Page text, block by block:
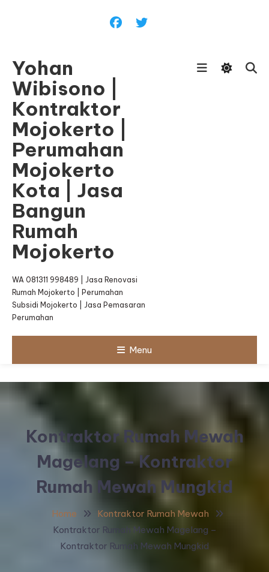
Yohan
Wibisono |
Kontraktor
Mojokerto |
Perumahan
Mojokerto
Kota | Jasa
Bangun
Rumah
Mojokerto
WA 081311 998489 | Jasa Renovasi
Rumah Mojokerto | Perumahan
Subsidi Mojokerto | Jasa Pemasaran
Perumahan
Menu
Kontraktor Rumah Mewah
Magelang – Kontraktor
Rumah Mewah Mungkid
Home
Kontraktor Rumah Mewah
Kontraktor Rumah Mewah Magelang –
Kontraktor Rumah Mewah Mungkid